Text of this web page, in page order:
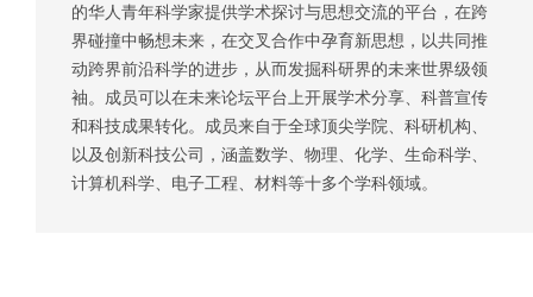
的华人青年科学家提供学术探讨与思想交流的平台，在跨
界碰撞中畅想未来，在交叉合作中孕育新思想，以共同推
动跨界前沿科学的进步，从而发掘科研界的未来世界级领
袖。成员可以在未来论坛平台上开展学术分享、科普宣传
和科技成果转化。成员来自于全球顶尖学院、科研机构、
以及创新科技公司，涵盖数学、物理、化学、生命科学、
计算机科学、电子工程、材料等十多个学科领域。